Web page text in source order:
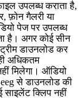
उपलब्ध कराता है,
फ़ोन गैलरी या
पेज पर उपलब्ध
है। अगर कोई सीन
डाउनलोड कर
अधिकतम
मिलेगा। ऑडियो
से डाउनलोड की
साइलेंट क्लिप नहीं